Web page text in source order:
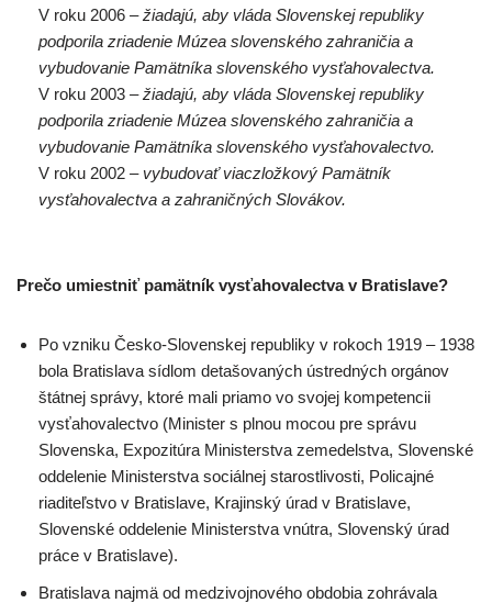
V roku 2006 – žiadajú, aby vláda Slovenskej republiky
podporila zriadenie Múzea slovenského zahraničia a
vybudovanie Pamätníka slovenského vysťahovalectva.
V roku 2003 – žiadajú, aby vláda Slovenskej republiky
podporila zriadenie Múzea slovenského zahraničia a
vybudovanie Pamätníka slovenského vysťahovalectvo.
V roku 2002 – vybudovať viaczložkový Pamätník
vysťahovalectva a zahraničných Slovákov.
Prečo umiestniť pamätník vysťahovalectva v Bratislave?
Po vzniku Česko-Slovenskej republiky v rokoch 1919 – 1938
bola Bratislava sídlom detašovaných ústredných orgánov
štátnej správy, ktoré mali priamo vo svojej kompetencii
vysťahovalectvo (Minister s plnou mocou pre správu
Slovenska, Expozitúra Ministerstva zemedelstva, Slovenské
oddelenie Ministerstva sociálnej starostlivosti, Policajné
riaditeľstvo v Bratislave, Krajinský úrad v Bratislave,
Slovenské oddelenie Ministerstva vnútra, Slovenský úrad
práce v Bratislave).
Bratislava najmä od medzivojnového obdobia zohrávala